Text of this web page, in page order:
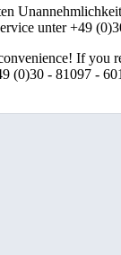
unter +49
If you
(0)30 - 81097 -